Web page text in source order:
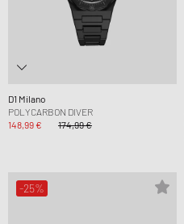
D1 Milano
POLYCARBON DIVER
148,99 €
174,99 €
-25%